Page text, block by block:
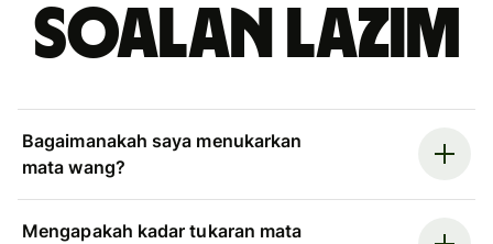
Soalan Lazim
Bagaimanakah saya menukarkan
mata wang?
Mengapakah kadar tukaran mata